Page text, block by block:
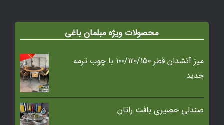
محصولات ویژه مبلمان باغی
میز آتشدان قطر 100/120/150 با چوب ترمه
جدید
صندلی حصیری بافت راتان